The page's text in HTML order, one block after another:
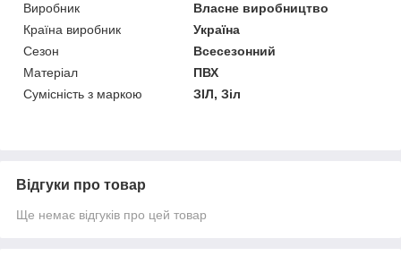
Виробник
Власне виробництво
Країна виробник
Україна
Сезон
Всесезонний
Матеріал
ПВХ
Сумісність з маркою
ЗІЛ, Зіл
Відгуки про товар
Ще немає відгуків про цей товар